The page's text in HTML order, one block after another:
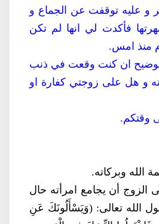
و عليه توقفت عن الجماع و
فأكدت لي انها لم تكن
منذ امس.
ان كنت وقعت في ذنب
و هل على زوجتي كفارة او
وقتكم.
الله وبركاته.
الزوج أن يجامع امرأته حال
الله تعالى: (وَيَسْأَلُونَكَ عَنِ